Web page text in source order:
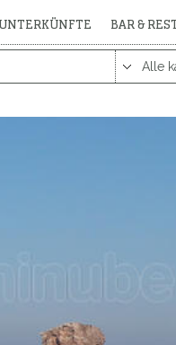
UNTERKÜNFTE BAR &